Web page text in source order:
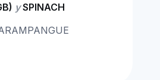
ySPINACH